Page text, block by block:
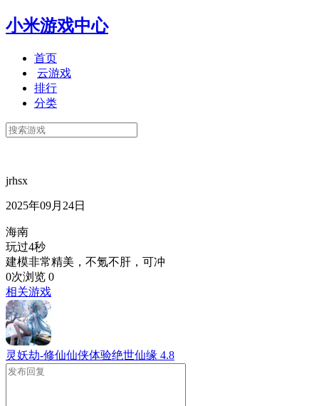
小米游戏中心
首页
云游戏
排行
分类
jrhsx
2025年09月24日
海南
玩过4秒
建模非常精美，不氪不肝，可冲
0次浏览 0
相关游戏
灵妖劫-修仙仙侠体验绝世仙缘 4.8